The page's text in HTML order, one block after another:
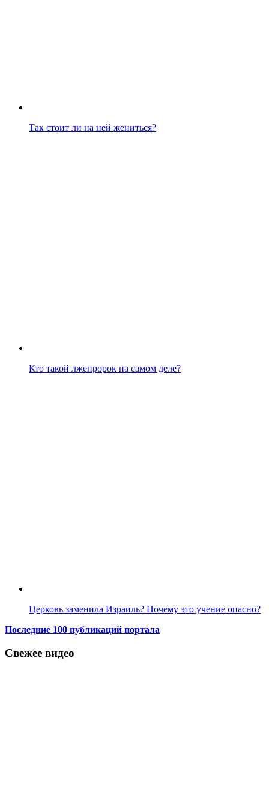
Так стоит ли на ней жениться?
Кто такой лжепророк на самом деле?
Церковь заменила Израиль? Почему это учение опасно?
Последние 100 публикаций портала
Свежее видео